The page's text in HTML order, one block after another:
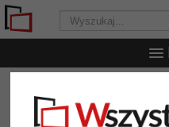
Multiramka na 2 zdjęcia